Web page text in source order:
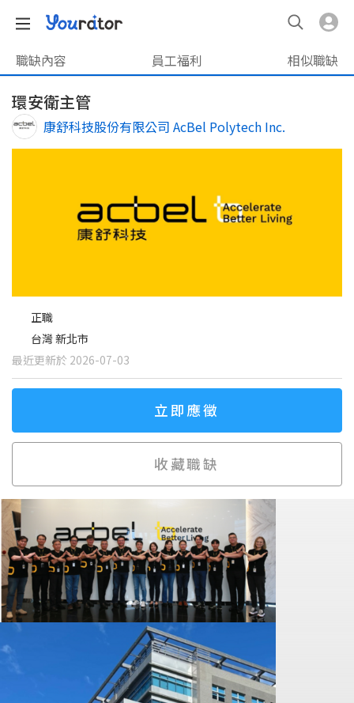
職缺內容 員工福利 相似職缺
環安衛主管
康舒科技股份有限公司 AcBel Polytech Inc.
正職
台灣 新北市
最近更新於 2026-07-03
立即應徵
收藏職缺